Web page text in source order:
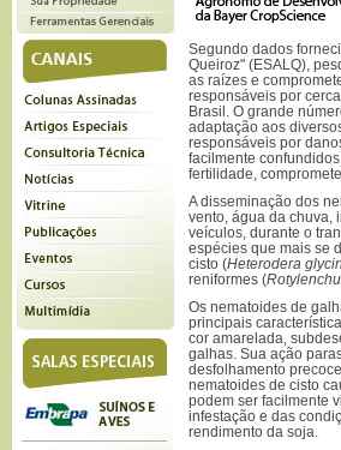
Segundo dados
Queiroz" (ESALQ),
as raízes e
responsáveis por
Brasil. O grande
adaptação aos
responsáveis por
facilmente
fertilidade,
A disseminação dos
vento, água da chuva,
veículos, durante o
espécies que mais se
cisto (Heterodera
reniformes (
Os nematoides de
principais
cor amarelada,
galhas. Sua ação
desfolhamento
nematoides de cisto
podem ser facilmente
infestação e das
rendimento da soja.